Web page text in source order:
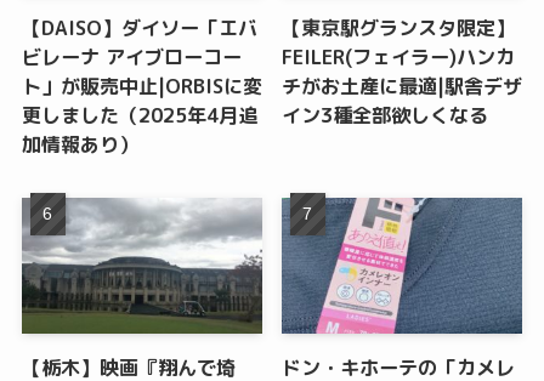
【DAISO】ダイソー「エバ
ビレーナ アイブローコー
ト」が販売中止|ORBISに変
更しました（2025年4月追
加情報あり）
【東京駅グランスタ限定】
FEILER(フェイラー)ハンカ
チがお土産に最適|駅舎デザ
イン3種全部欲しくなる
【栃木】映画『翔んで埼
ドン・キホーテの「カメレ